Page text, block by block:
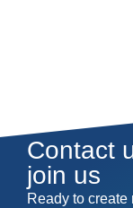
Contact
join us
Ready to create